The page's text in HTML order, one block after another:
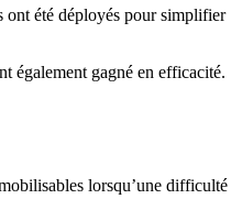
ont été déployés pour simplifier
également gagné en efficacité.
lorsqu’une difficulté